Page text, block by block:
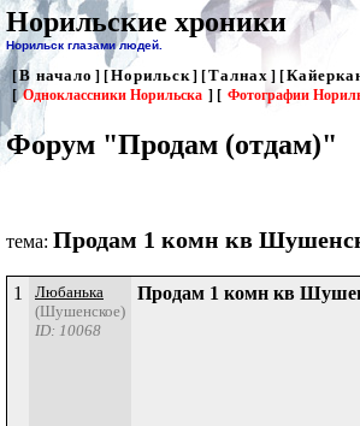
Норильские хроники
Норильск глазами людей.
[В начало ] [Норильск] [Талнах ] [
[ Одноклассники Норильска ] [ Фотографии
Форум "Продам (отдам)"
тема: Продам 1 комн кв
1
Любанька
(Шушенское)
ID: 10068
Продам 1 комн кв